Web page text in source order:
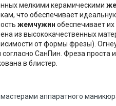
мелкими керамическими
что обеспечивает
жемчужин обеспечивает
из высококачественных
от формы фрезы).
СанПин. Фреза
в блистер.
аппаратного